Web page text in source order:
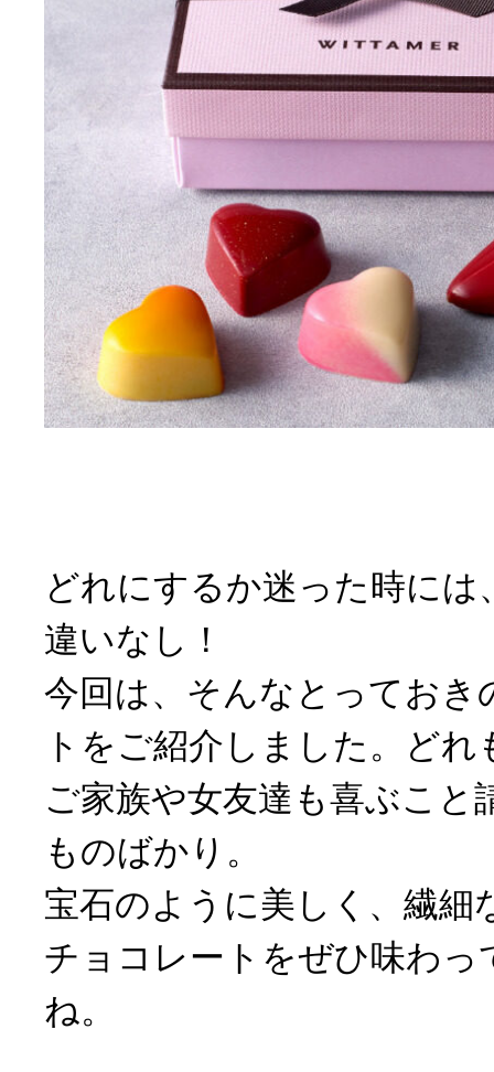
どれにするか迷った時に
違いなし！
今回は、そんなとっておき
トをご紹介しました。ど
ご家族や女友達も喜ぶこと
ものばかり。
宝石のように美しく、繊細
チョコレートをぜひ味わっ
ね。